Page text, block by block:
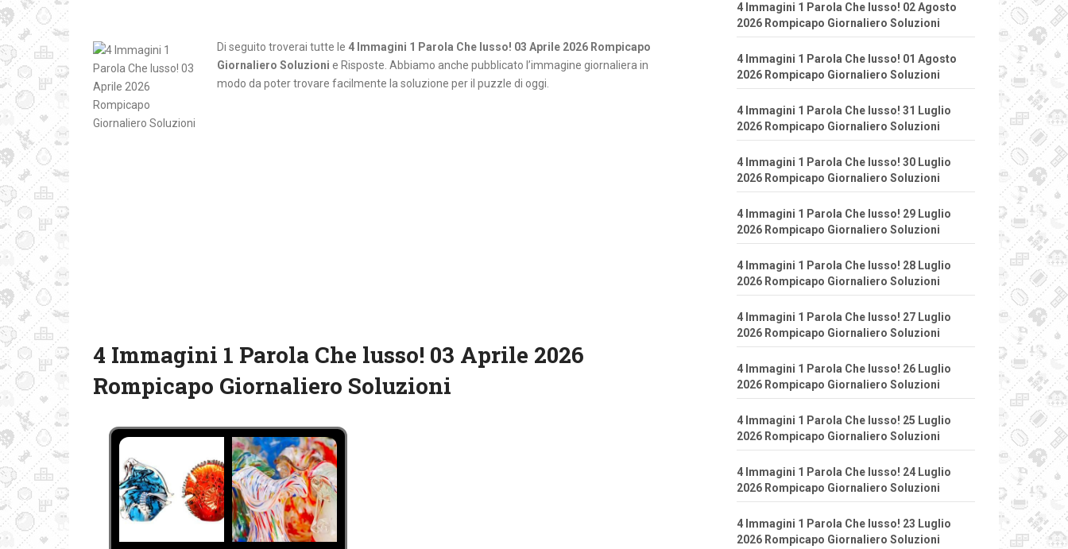
Di seguito troverai tutte le 4 Immagini 1 Parola Che lusso! 03 Aprile 2026 Rompicapo
Giornaliero Soluzioni e Risposte. Abbiamo anche pubblicato l’immagine giornaliera in
modo da poter trovare facilmente la soluzione per il puzzle di oggi.
4 Immagini 1 Parola Che lusso! 03 Aprile 2026
Rompicapo Giornaliero Soluzioni
4 Immagini 1 Parola Che lusso! 02 Agosto
2026 Rompicapo Giornaliero Soluzioni
4 Immagini 1 Parola Che lusso! 01 Agosto
2026 Rompicapo Giornaliero Soluzioni
4 Immagini 1 Parola Che lusso! 31 Luglio
2026 Rompicapo Giornaliero Soluzioni
4 Immagini 1 Parola Che lusso! 30 Luglio
2026 Rompicapo Giornaliero Soluzioni
4 Immagini 1 Parola Che lusso! 29 Luglio
2026 Rompicapo Giornaliero Soluzioni
4 Immagini 1 Parola Che lusso! 28 Luglio
2026 Rompicapo Giornaliero Soluzioni
4 Immagini 1 Parola Che lusso! 27 Luglio
2026 Rompicapo Giornaliero Soluzioni
4 Immagini 1 Parola Che lusso! 26 Luglio
2026 Rompicapo Giornaliero Soluzioni
4 Immagini 1 Parola Che lusso! 25 Luglio
2026 Rompicapo Giornaliero Soluzioni
4 Immagini 1 Parola Che lusso! 24 Luglio
2026 Rompicapo Giornaliero Soluzioni
4 Immagini 1 Parola Che lusso! 23 Luglio
2026 Rompicapo Giornaliero Soluzioni